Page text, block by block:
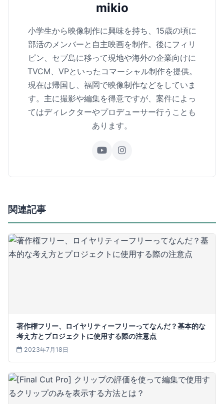
mikio
小学生から映像制作に興味を持ち、15歳の頃に
部活のメンバーと自主映画を制作。後にフィリ
ピン、セブ島に移って現地や海外の企業向けに
TVCM、VPといったコマーシャル制作を提供。
現在は帰国し、福岡で映像制作などをしていま
す。主に撮影や編集を得意ですが、案件によっ
てはディレクターやプロデューサー行うことも
あります。
関連記事
著作権フリー、ロイヤリティーフリーってなんだ？基本的な
考え方とプロジェクトに使用する際の注意点
2023年7月18日